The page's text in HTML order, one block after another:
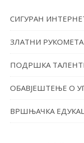
СИГУРАН
ЗЛАТНИ
ПОДРШКА
ОБАВЈЕШТЕЊЕ О
ВРШЊАЧКА